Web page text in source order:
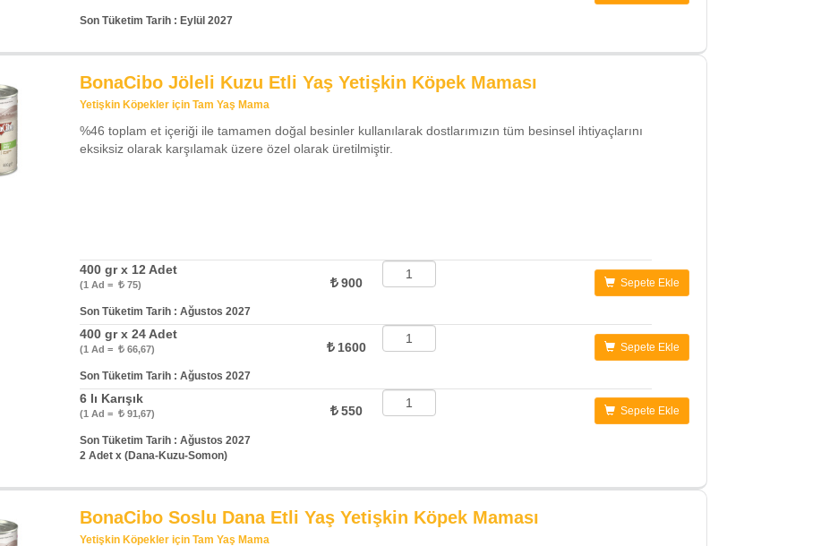
Son Tüketim Tarih : Eylül 2027
BonaCibo Jöleli Kuzu Etli Yaş Yetişkin Köpek Maması
Yetişkin Köpekler için Tam Yaş Mama
%46 toplam et içeriği ile tamamen doğal besinler kullanılarak dostlarımızın tüm besinsel ihtiyaçlarını
eksiksiz olarak karşılamak üzere özel olarak üretilmiştir.
400 gr x 12 Adet
(1 Ad = 75) 900 Sepete Ekle
Son Tüketim Tarih : Ağustos 2027
400 gr x 24 Adet
(1 Ad = 66,67) 1600 Sepete Ekle
Son Tüketim Tarih : Ağustos 2027
6 lı Karışık
(1 Ad = 91,67) 550 Sepete Ekle
Son Tüketim Tarih : Ağustos 2027
2 Adet x (Dana-Kuzu-Somon)
BonaCibo Soslu Dana Etli Yaş Yetişkin Köpek Maması
Yetişkin Köpekler için Tam Yaş Mama